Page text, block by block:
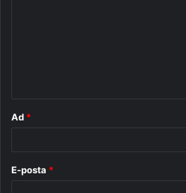
Ad *
E-posta *